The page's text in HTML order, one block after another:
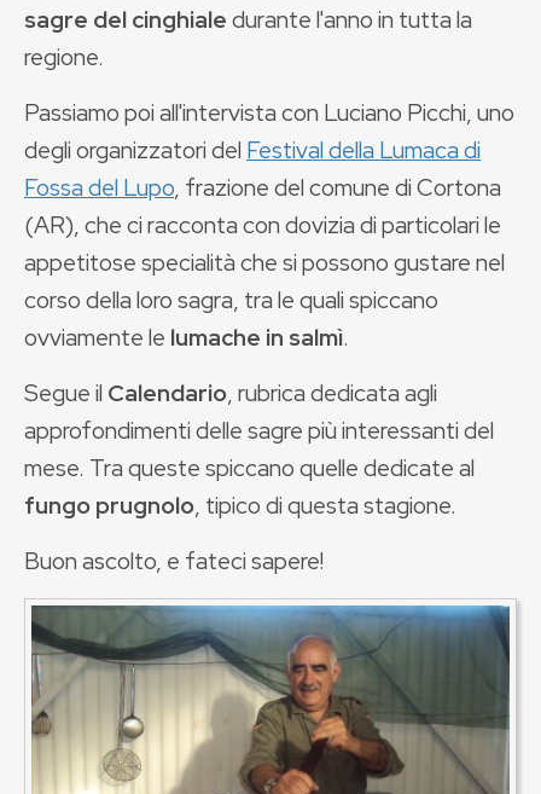
sagre del cinghialedurante l'anno in tutta la
regione.
Passiamo poi all'intervista con Luciano Picchi, uno
degli organizzatori del Festival della Lumaca di
Fossa del Lupo, frazione del comune di Cortona
(AR), che ci racconta con dovizia di particolari le
appetitose specialità che si possono gustare nel
corso della loro sagra, tra le quali spiccano
ovviamente le lumache in salmì.
Segue il Calendario, rubrica dedicata agli
approfondimenti delle sagre più interessanti del
mese. Tra queste spiccano quelle dedicate al
fungo prugnolo, tipico di questa stagione.
Buon ascolto, e fateci sapere!